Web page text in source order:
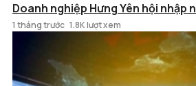
Doanh nghiệp Hưng Yên hội nhập
1 tháng trước 1.8K lượt xem